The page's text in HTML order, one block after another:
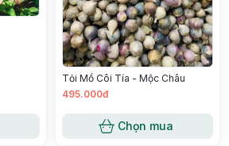
Tỏi Mồ Côi Tía - Mộc Châu
495.000đ
Chọn mua